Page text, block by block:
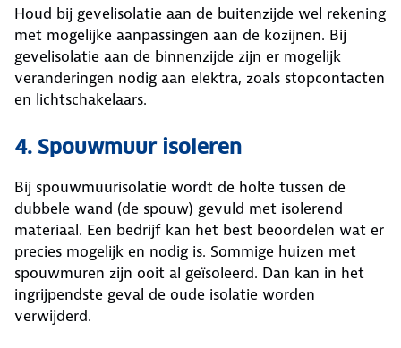
Houd bij gevelisolatie aan de buitenzijde wel rekening
met mogelijke aanpassingen aan de kozijnen. Bij
gevelisolatie aan de binnenzijde zijn er mogelijk
veranderingen nodig aan elektra, zoals stopcontacten
en lichtschakelaars.
4. Spouwmuur isoleren
Bij spouwmuurisolatie wordt de holte tussen de
dubbele wand (de spouw) gevuld met isolerend
materiaal. Een bedrijf kan het best beoordelen wat er
precies mogelijk en nodig is. Sommige huizen met
spouwmuren zijn ooit al geïsoleerd. Dan kan in het
ingrijpendste geval de oude isolatie worden
verwijderd.